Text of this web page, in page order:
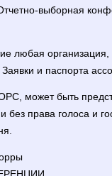
выборная
любая
и паспорта
может быть
права голоса и